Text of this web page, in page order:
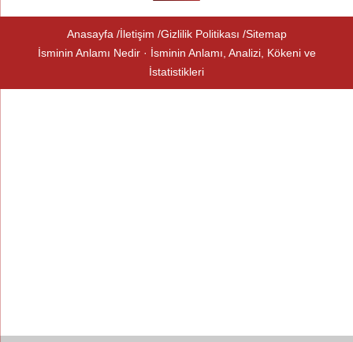
Anasayfa İletişim Gizlilik Politikası Sitemap
İsminin Anlamı Nedir · İsminin Anlamı, Analizi, Kökeni ve
İstatistikleri